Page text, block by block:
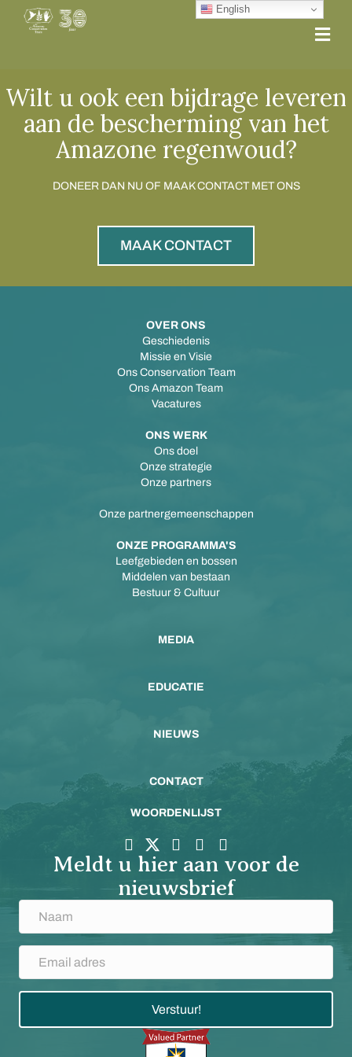
Wilt u ook een bijdrage leveren
aan de bescherming van het
Amazone regenwoud?
DONEER DAN NU OF MAAK CONTACT MET ONS
MAAK CONTACT
OVER ONS
Geschiedenis
Missie en Visie
Ons Conservation Team
Ons Amazon Team
Vacatures
ONS WERK
Ons doel
Onze strategie
Onze partners
Onze partnergemeenschappen
ONZE PROGRAMMA'S
Leefgebieden en bossen
Middelen van bestaan
Bestuur & Cultuur
MEDIA
EDUCATIE
NIEUWS
CONTACT
WOORDENLIJST
Meldt u hier aan voor de
nieuwsbrief
Verstuur!
English